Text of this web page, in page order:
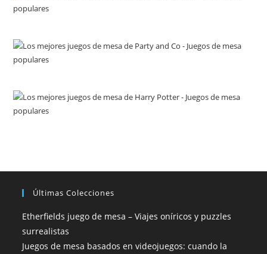
Últimas Colecciones
Etherfields juego de mesa – Viajes oníricos y puzzles
surrealistas
Juegos de mesa basados en videojuegos: cuando la